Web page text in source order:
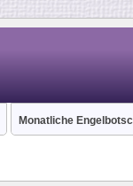
Monatliche